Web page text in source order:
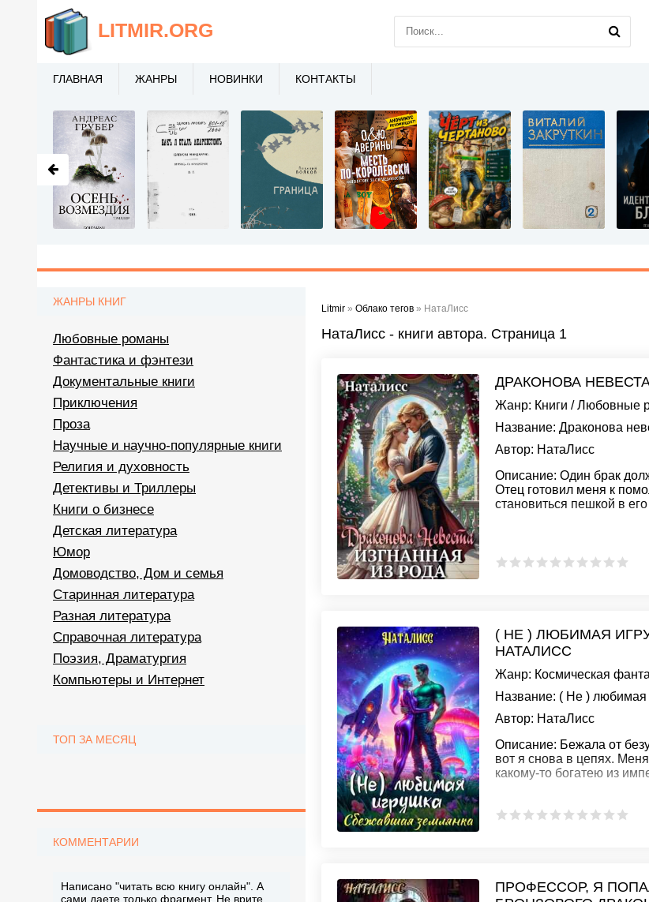
Litmir » Облако тегов » НатаЛисс
НатаЛисс - книги автора. Страница 1
ДРАКОНОВА
Жанр: Книги /Любовные
Название: Драконова
Автор: НатаЛисс
Описание: Один брак
Отец готовил меня к
становиться пешкой в
( НЕ ) ЛЮБИМАЯ
НАТАЛИСС
Жанр: Космическая
Название: ( Не ) любимая
Автор: НатаЛисс
Описание: Бежала от
вот я снова в цепях.
какому-то богатею из
ПРОФЕССОР, Я
ЖАНРЫ КНИГ
Любовные романы
Фантастика и фэнтези
Документальные книги
Приключения
Проза
Научные и научно-популярные книги
Религия и духовность
Детективы и Триллеры
Книги о бизнесе
Детская литература
Юмор
Домоводство, Дом и семья
Старинная литература
Разная литература
Справочная литература
Поэзия, Драматургия
Компьютеры и Интернет
ТОП ЗА МЕСЯЦ
КОММЕНТАРИИ
Написано "читать всю книгу онлайн". А
сами даете только фрагмент. Не врите
LITMIR.ORG
ГЛАВНАЯ ЖАНРЫ НОВИНКИ КОНТАКТЫ